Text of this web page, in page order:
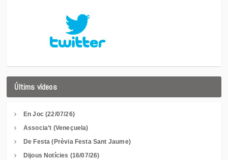
Últims vídeos
En Joc (22/07/26)
Associa’t (Veneçuela)
De Festa (Prèvia Festa Sant Jaume)
Dijous Notícies (16/07/26)